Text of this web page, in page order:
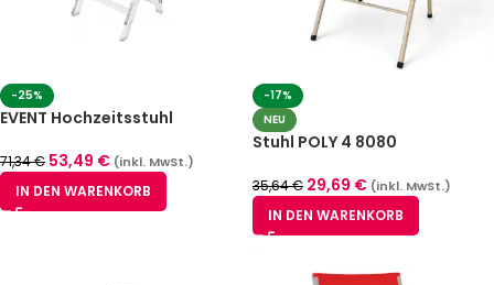
-25%
EVENT Hochzeitsstuhl
Polycarbonat
71,34€ 53,49 € (inkl. MwSt.)
IN DEN WARENKORB
-17%
NEU
Stuhl POLY 4 8080
35,64€ 29,69 € (inkl. MwSt.)
IN DEN WARENKORB